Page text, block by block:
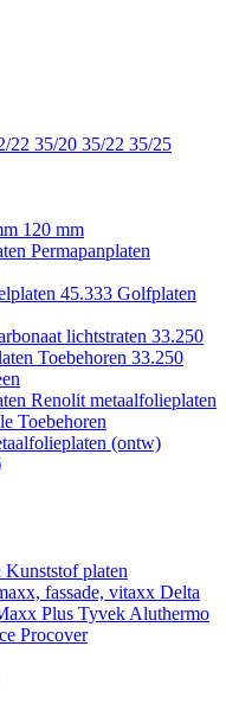
22 35/20 35/22 35/25
120 mm
Permapanplaten
45.333 Golfplaten
lichtstraten 33.250
Toebehoren 33.250
Renolit metaalfolieplaten
Toebehoren
(ontw)
Kunststof platen
fassade, vitaxx Delta
Plus Tyvek Aluthermo
Procover